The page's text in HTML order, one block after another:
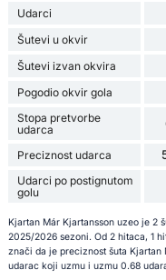
Udarci
Šutevi u okvir
Šutevi izvan okvira
Pogodio okvir gola
Stopa pretvorbe
udarca
Preciznost udarca
Udarci po postignutom
golu
Kjartan Már Kjartansson uzeo je 2
2025/2026 sezoni. Od 2 hitaca, 1
znači da je preciznost šuta
udarac koji uzmu i uzmu 0.68